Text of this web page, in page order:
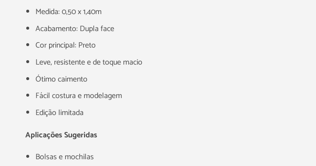
Medida: 0,50 x 1,40m
Acabamento: Dupla face
Cor principal: Preto
Leve, resistente e de toque macio
Ótimo caimento
Fácil costura e modelagem
Edição limitada
Aplicações Sugeridas
Bolsas e mochilas